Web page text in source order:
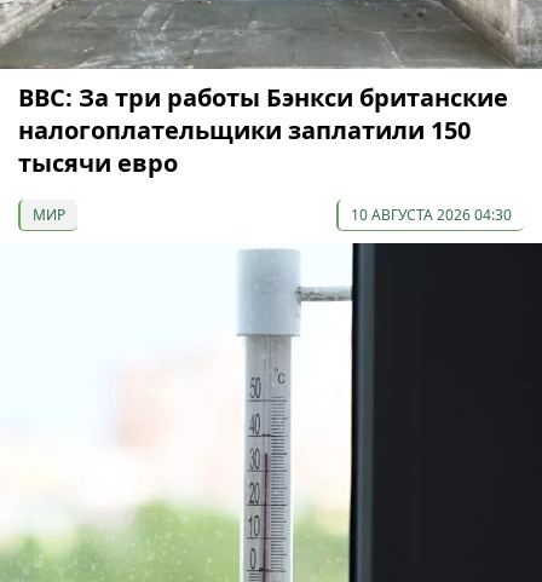
ВВС: За три работы Бэнкси британские
налогоплательщики заплатили 150
тысячи евро
МИР 10 АВГУСТА 2026 04:30